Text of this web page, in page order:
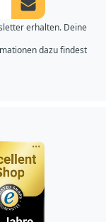
Newsletter
erhalten. Deine
dazu findest